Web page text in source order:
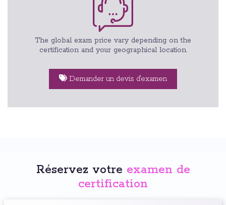
The global exam price vary depending on the
certification and your geographical location.
Demander un devis d'examen
Réservez votre examen de
certification